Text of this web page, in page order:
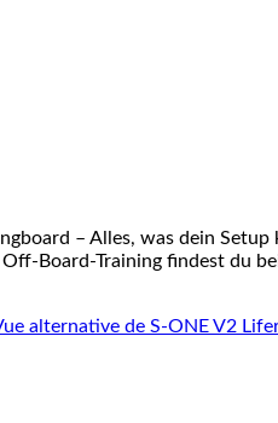
– Alles, was dein
Board-Training findest du